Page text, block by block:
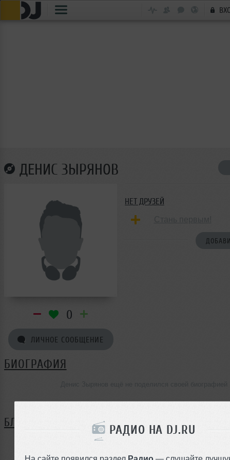
РАДИО НА DJ.RU
На сайте появился раздел Радио — слушайте
ДЕНИС ЗЫРЯНОВ
0
ЛИЧНОЕ СООБЩЕНИЕ
НЕТ ДРУЗЕЙ
БИОГРАФИЯ
БЛОГ